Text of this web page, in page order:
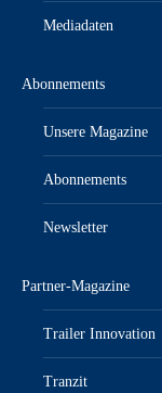
Mediadaten
Abonnements
Unsere Magazine
Abonnements
Newsletter
Partner-Magazine
Trailer Innovation
Tranzit